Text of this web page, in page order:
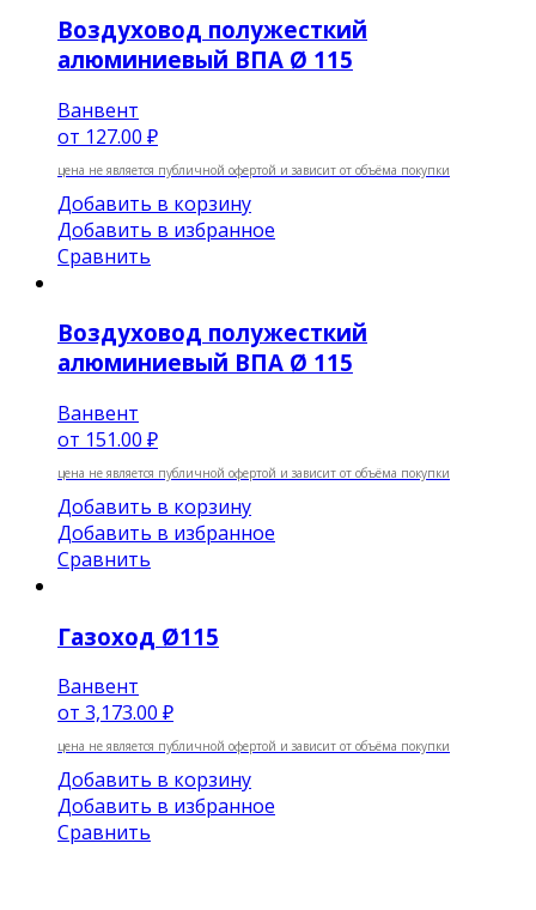
Воздуховод полужесткий
алюминиевый ВПА Ø 115
Ванвент
от 127.00 ₽
цена не является публичной офертой и зависит от объёма покупки
Добавить в корзину
Добавить в избранное
Сравнить
Воздуховод полужесткий
алюминиевый ВПА Ø 115
Ванвент
от 151.00 ₽
цена не является публичной офертой и зависит от объёма покупки
Добавить в корзину
Добавить в избранное
Сравнить
Газоход Ø115
Ванвент
от 3,173.00 ₽
цена не является публичной офертой и зависит от объёма покупки
Добавить в корзину
Добавить в избранное
Сравнить